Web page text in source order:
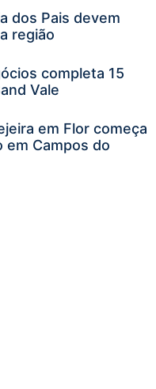
dos Pais devem
região
completa 15
Vale
em Flor começa
em Campos do